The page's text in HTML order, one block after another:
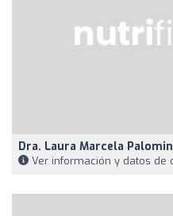
Dra. Laura Marcela
Ver información y datos de